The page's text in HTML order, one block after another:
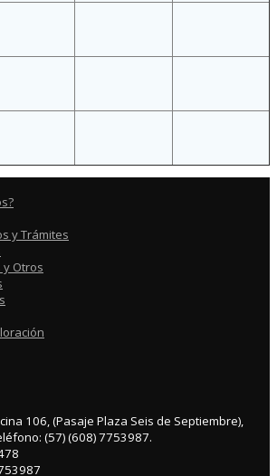
y Trámites
y Otros
106, (Pasaje Plaza Seis de Septiembre),
(57) (608) 7753987.